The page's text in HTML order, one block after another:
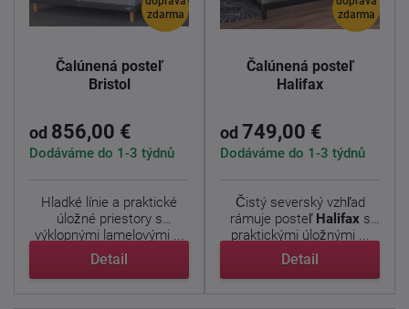
zdarma
Čalúnená posteľ
Bristol
od 856,00 €
Dodáváme do 1-3 týdnů
Hladké línie a praktické
úložné priestory s
výklopnými lamelovými ...
Detail
zdarma
Čalúnená posteľ
Halifax
od 749,00 €
Dodáváme do 1-3 týdnů
Čistý severský vzhľad
rámuje posteľ Halifaxs
praktickými úložnými ...
Detail